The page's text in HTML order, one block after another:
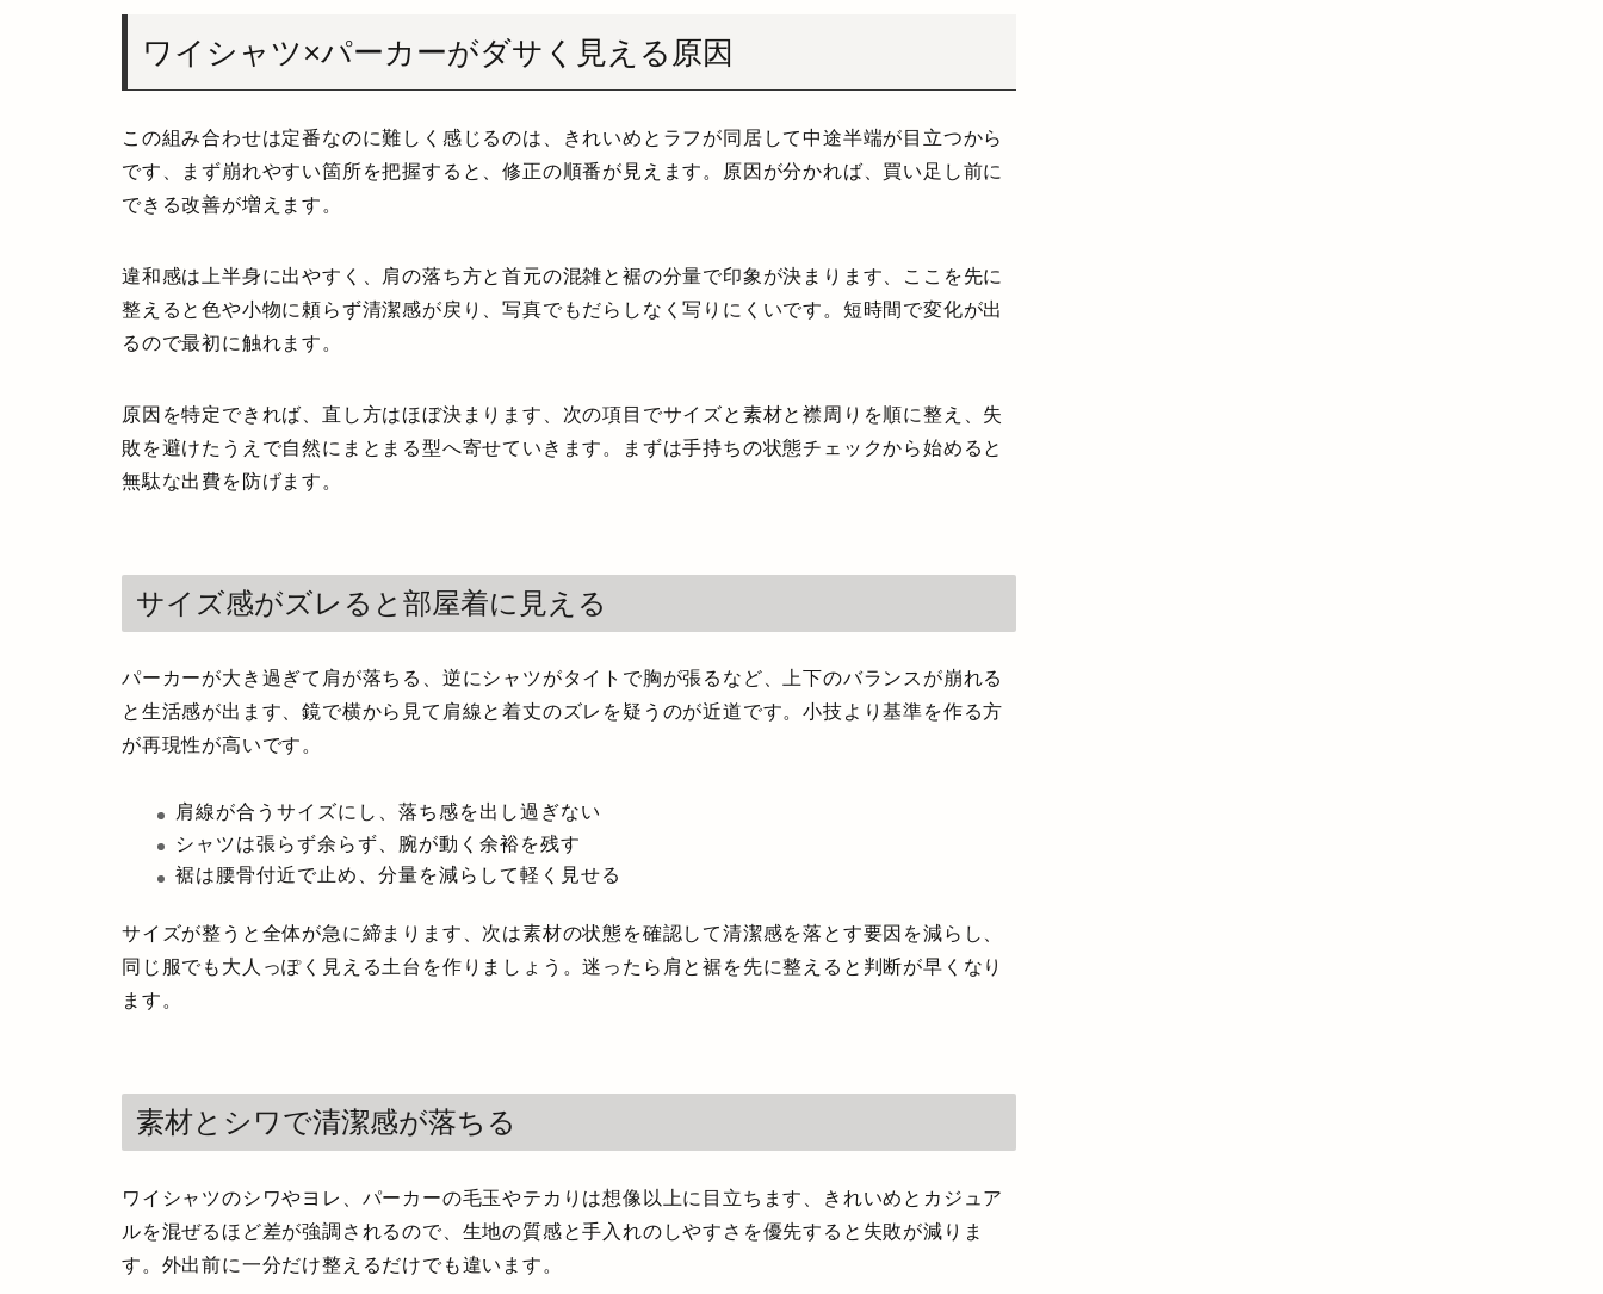
ワイシャツ×パーカーがダサく見える原因
この組み合わせは定番なのに難しく感じるのは、きれいめとラフが同居して中途半端が目立つから
です、まず崩れやすい箇所を把握すると、修正の順番が見えます。原因が分かれば、買い足し前に
できる改善が増えます。
違和感は上半身に出やすく、肩の落ち方と首元の混雑と裾の分量で印象が決まります、ここを先に
整えると色や小物に頼らず清潔感が戻り、写真でもだらしなく写りにくいです。短時間で変化が出
るので最初に触れます。
原因を特定できれば、直し方はほぼ決まります、次の項目でサイズと素材と襟周りを順に整え、失
敗を避けたうえで自然にまとまる型へ寄せていきます。まずは手持ちの状態チェックから始めると
無駄な出費を防げます。
サイズ感がズレると部屋着に見える
パーカーが大き過ぎて肩が落ちる、逆にシャツがタイトで胸が張るなど、上下のバランスが崩れる
と生活感が出ます、鏡で横から見て肩線と着丈のズレを疑うのが近道です。小技より基準を作る方
が再現性が高いです。
肩線が合うサイズにし、落ち感を出し過ぎない
シャツは張らず余らず、腕が動く余裕を残す
裾は腰骨付近で止め、分量を減らして軽く見せる
サイズが整うと全体が急に締まります、次は素材の状態を確認して清潔感を落とす要因を減らし、
同じ服でも大人っぽく見える土台を作りましょう。迷ったら肩と裾を先に整えると判断が早くなり
ます。
素材とシワで清潔感が落ちる
ワイシャツのシワやヨレ、パーカーの毛玉やテカりは想像以上に目立ちます、きれいめとカジュア
ルを混ぜるほど差が強調されるので、生地の質感と手入れのしやすさを優先すると失敗が減りま
す。外出前に一分だけ整えるだけでも違います。